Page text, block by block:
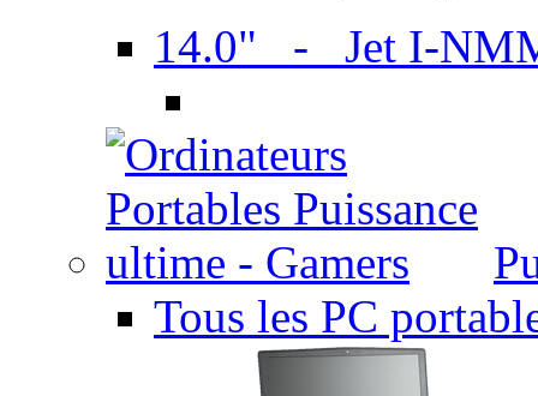
14.0" - Jet I-
Tous les PC